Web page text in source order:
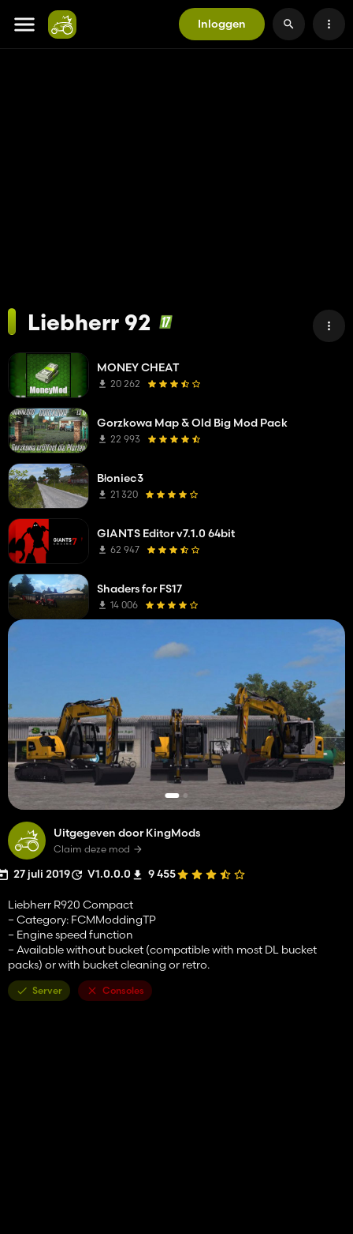
Inloggen
Liebherr 92
Uitgegeven door KingMods
Claim deze mod
27 juli 2019 V1.0.0.0 9 455
Liebherr R920 Compact
– Category: FCMModdingTP
– Engine speed function
– Available without bucket (compatible with most DL bucket
packs) or with bucket cleaning or retro.
Server Consoles
MONEY CHEAT
20 262
Gorzkowa Map & Old Big Mod Pack
22 993
Błoniec3
21 320
GIANTS Editor v7.1.0 64bit
62 947
Shaders for FS17
14 006